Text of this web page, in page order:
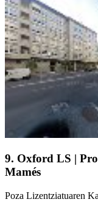
9. Oxford LS |
Mamés
Poza Lizentziatuaren